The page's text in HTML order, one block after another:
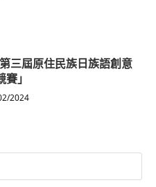
三屆原住民族日族語創意
」
2024